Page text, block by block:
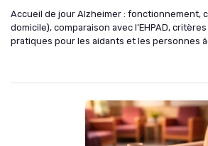
Accueil de jour Alzheimer : fonctionnement,
domicile), comparaison avec l’EHPAD,
pratiques pour les aidants et les personnes